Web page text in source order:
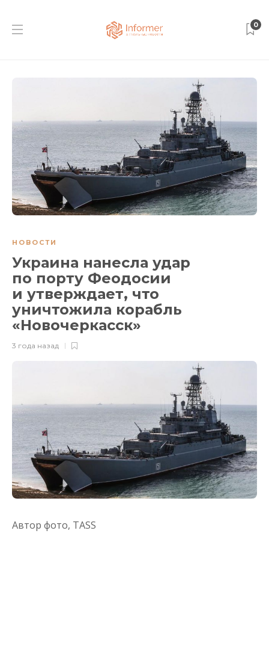
0
НОВОСТИ
Украина нанесла удар
по порту Феодосии
и утверждает, что
уничтожила корабль
«Новочеркасск»
3 года назад
Автор фото, TASS